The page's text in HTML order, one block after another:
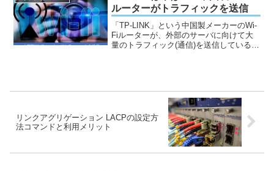
ルーターがトラフィックを送信
「TP-LINK」という中国製メーカーのWi-
Fiルーターが、外部のサーバに向けて大
量のトラフィック(通信)を送信しているこ
リンクアグリゲーション LACPの設定方
法コマンドと利用メリット